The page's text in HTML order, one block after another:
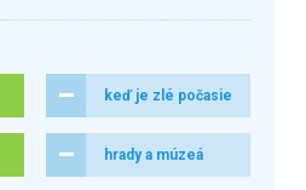
keď je zlé počasie
hrady a múzeá